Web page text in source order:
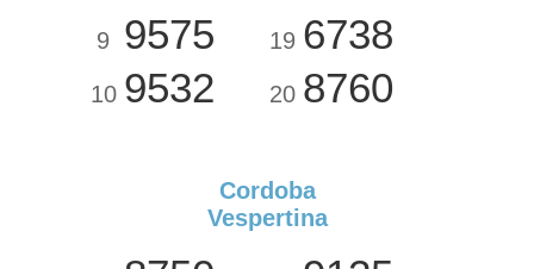
9 9575
10 9532
19 6738
20 8760
Cordoba
Vespertina